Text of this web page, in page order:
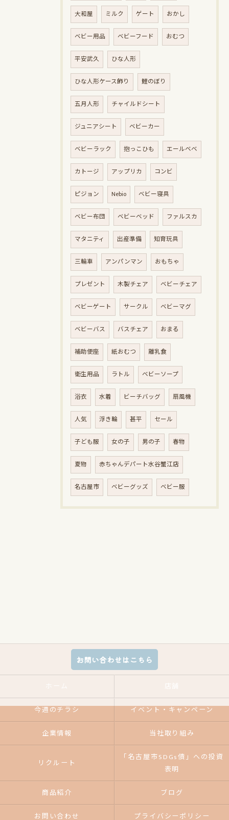
大和屋 ミルク ゲート おかし
ベビー用品 ベビーフード おむつ
平安武久 ひな人形
ひな人形ケース飾り 鯉のぼり
五月人形 チャイルドシート
ジュニアシート ベビーカー
ベビーラック 抱っこひも エールベベ
カトージ アップリカ コンビ
ピジョン Nebio ベビー寝具
ベビー布団 ベビーベッド ファルスカ
マタニティ 出産準備 知育玩具
三輪車 アンパンマン おもちゃ
プレゼント 木製チェア ベビーチェア
ベビーゲート サークル ベビーマグ
ベビーバス バスチェア おまる
補助便座 紙おむつ 離乳食
衛生用品 ラトル ベビーソープ
浴衣 水着 ビーチバッグ 扇風機
人気 浮き輪 甚平 セール
子ども服 女の子 男の子 春物
夏物 赤ちゃんデパート水谷蟹江店
名古屋市 ベビーグッズ ベビー服
お問い合わせはこちら
今週のチラシ イベント・キャンペーン
企業情報 当社取り組み
リクルート
「名古屋市SDGs債」への投資
表明
商品紹介 ブログ
お問い合わせ プライバシーポリシー